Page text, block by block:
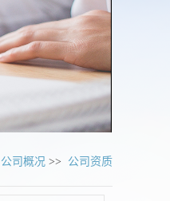
公司概况 >> 公司资质